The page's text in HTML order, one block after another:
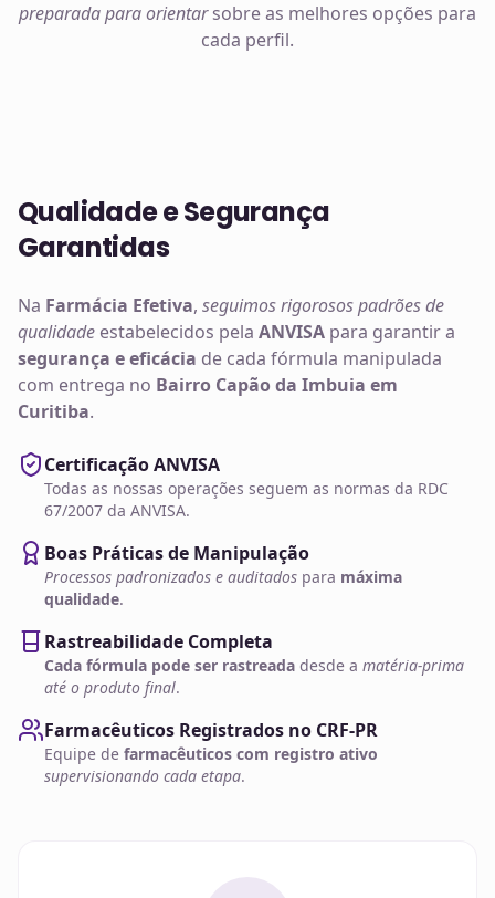
preparada para orientarsobre as melhores opções para
cada perfil.
Qualidade e Segurança
Garantidas
Na Farmácia Efetiva, seguimos rigorosos padrões de
qualidade estabelecidos pela ANVISA para garantir a
segurança e eficácia de cada fórmula manipulada
com entrega no Bairro Capão da Imbuia em
Curitiba.
Certificação ANVISA
Todas as nossas operações seguem as normas da RDC
67/2007 da ANVISA.
Boas Práticas de Manipulação
Processos padronizados e auditados para máxima
qualidade.
Rastreabilidade Completa
Cada fórmula pode ser rastreada desde a matéria-prima
até o produto final.
Farmacêuticos Registrados no CRF-PR
Equipe de farmacêuticos com registro ativo
supervisionando cada etapa.